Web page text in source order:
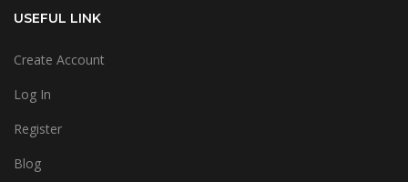
USEFUL LINK
Create Account
Log In
Register
Blog